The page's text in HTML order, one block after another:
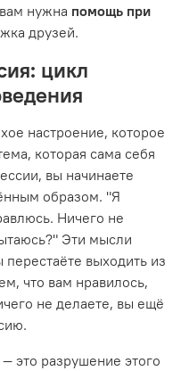
нужна помощь при
друзей.
цикл
настроение, которое
которая сама себя
вы начинаете
образом. "Я
Ничего не
Эти мысли
выходить из
что вам нравилось,
не делаете, вы ещё
— это разрушение этого